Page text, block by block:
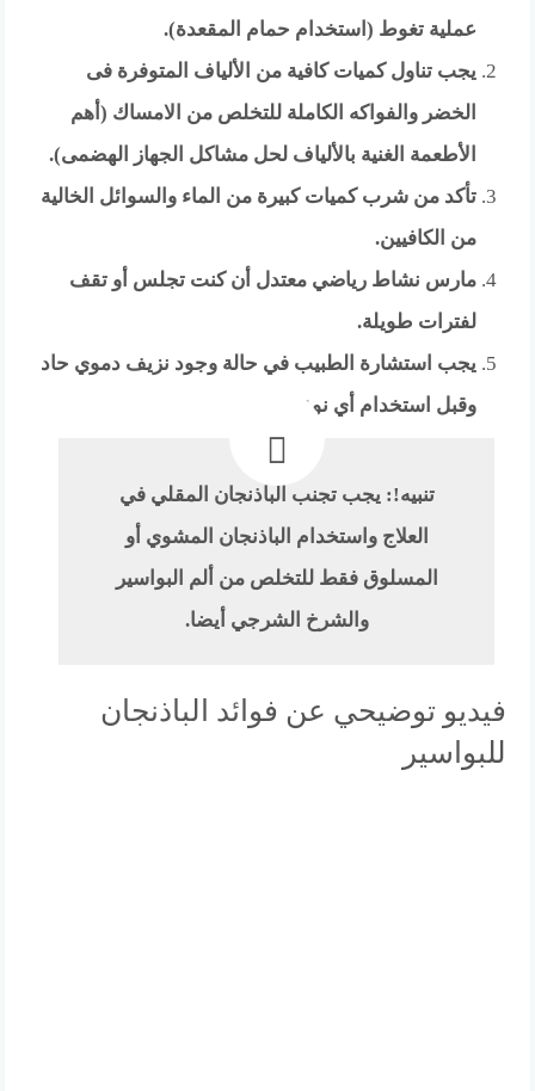
عملية تغوط (استخدام حمام المقعدة).
يجب تناول كميات كافية من الألياف المتوفرة فى
الخضر والفواكه الكاملة للتخلص من الامساك (أهم
الأطعمة الغنية بالألياف لحل مشاكل الجهاز الهضمى).
تأكد من شرب كميات كبيرة من الماء والسوائل الخالية
من الكافيين.
مارس نشاط رياضي معتدل أن كنت تجلس أو تقف
لفترات طويلة.
يجب استشارة الطبيب في حالة وجود نزيف دموي حاد
وقبل استخدام أي نوع علاج
تنبيه!: يجب تجنب الباذنجان المقلي في
العلاج واستخدام الباذنجان المشوي أو
المسلوق فقط للتخلص من ألم البواسير
والشرخ الشرجي أيضا.
فيديو توضيحي عن فوائد الباذنجان
للبواسير